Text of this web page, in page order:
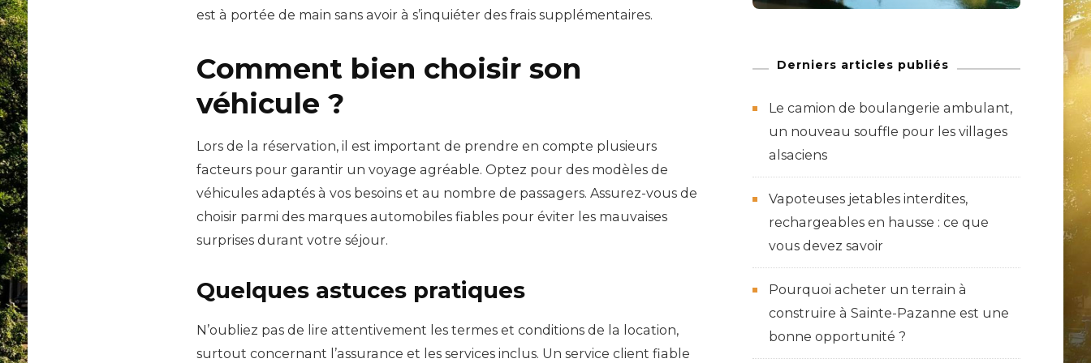
est à portée de main sans avoir à s’inquiéter des frais supplémentaires.
Comment bien choisir son
véhicule ?
Lors de la réservation, il est important de prendre en compte plusieurs
facteurs pour garantir un voyage agréable. Optez pour des modèles de
véhicules adaptés à vos besoins et au nombre de passagers. Assurez-vous de
choisir parmi des marques automobiles fiables pour éviter les mauvaises
surprises durant votre séjour.
Quelques astuces pratiques
N’oubliez pas de lire attentivement les termes et conditions de la location,
surtout concernant l’assurance et les services inclus. Un service client fiable
Derniers articles publiés
Le camion de boulangerie ambulant,
un nouveau souffle pour les villages
alsaciens
Vapoteuses jetables interdites,
rechargeables en hausse : ce que
vous devez savoir
Pourquoi acheter un terrain à
construire à Sainte-Pazanne est une
bonne opportunité ?